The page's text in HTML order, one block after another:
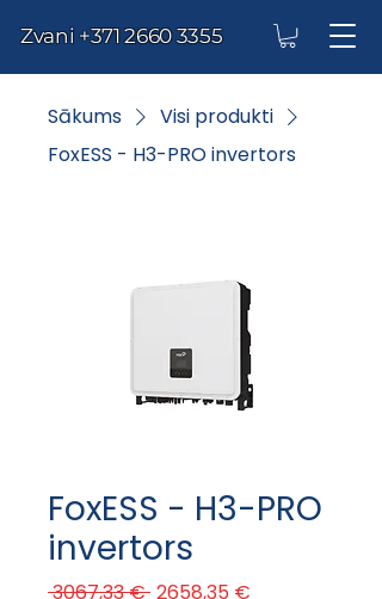
Zvani +371 2660 3355
Sākums
Visi produkti
FoxESS - H3-PRO invertors
FoxESS - H3-PRO
invertors
3067,33 € Parastā cena
2658,35 €